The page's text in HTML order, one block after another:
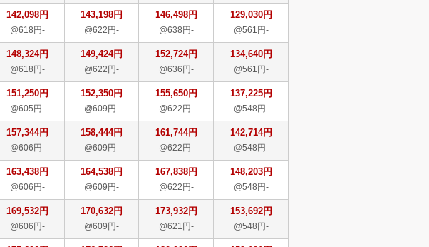
142,098円
@618円-
143,198円
@622円-
146,498円
@638円-
129,030円
@561円-
148,324円
@618円-
149,424円
@622円-
152,724円
@636円-
134,640円
@561円-
151,250円
@605円-
152,350円
@609円-
155,650円
@622円-
137,225円
@548円-
157,344円
@606円-
158,444円
@609円-
161,744円
@622円-
142,714円
@548円-
163,438円
@606円-
164,538円
@609円-
167,838円
@622円-
148,203円
@548円-
169,532円
@606円-
170,632円
@609円-
173,932円
@621円-
153,692円
@548円-